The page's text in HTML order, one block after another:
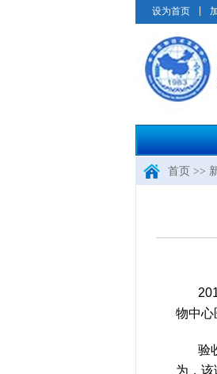
设为首页
首页 >>
物中心
验
为，